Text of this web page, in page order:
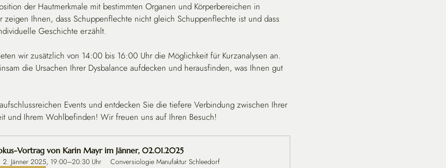
der Hautmerkmale mit bestimmten Organen und Körperbereichen in
zeigen Ihnen, dass Schuppenflechte nicht gleich Schuppenflechte ist und dass
Geschichte erzählt.
wir zusätzlich von 14:00 bis 16:00 Uhr die Möglichkeit für Kurzanalysen an.
die Ursachen Ihrer Dysbalance aufdecken und herausfinden, was Ihnen gut
Events und entdecken Sie die tiefere Verbindung zwischen Ihrer
und Ihrem Wohlbefinden! Wir freuen uns auf Ihren Besuch!
Vortrag von Karin Mayr im Jänner, 02.01.2025
2. Jänner 2025, 19:00–20:30 Uhr
Conversiologie Manufaktur Schleedorf